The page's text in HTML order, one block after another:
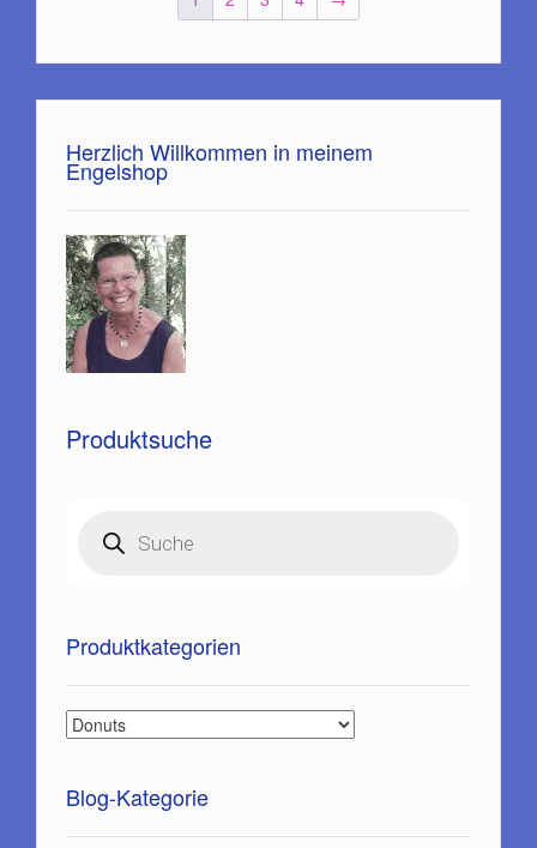
Herzlich Willkommen in meinem
Engelshop
Produktsuche
search
Produktkategorien
Blog-Kategorie